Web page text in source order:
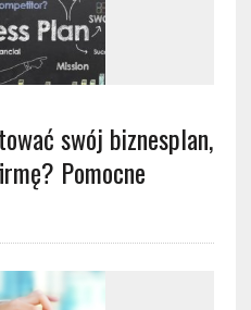
swój biznesplan,
Pomocne